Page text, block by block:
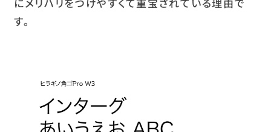
す。